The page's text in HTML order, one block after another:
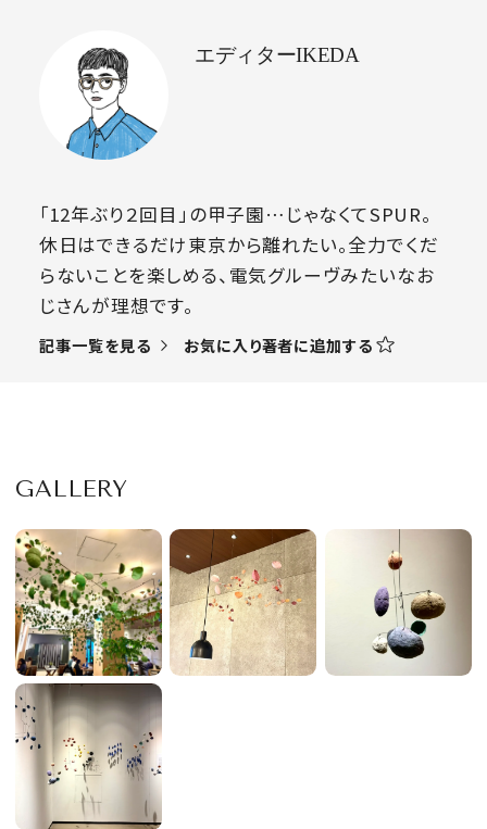
エディターIKEDA
「12年ぶり２回目」の甲子園…じゃなくてSPUR。
休日はできるだけ東京から離れたい。全力でくだ
らないことを楽しめる、電気グルーヴみたいなお
じさんが理想です。
記事一覧を見る お気に入り著者に追加する
GALLERY